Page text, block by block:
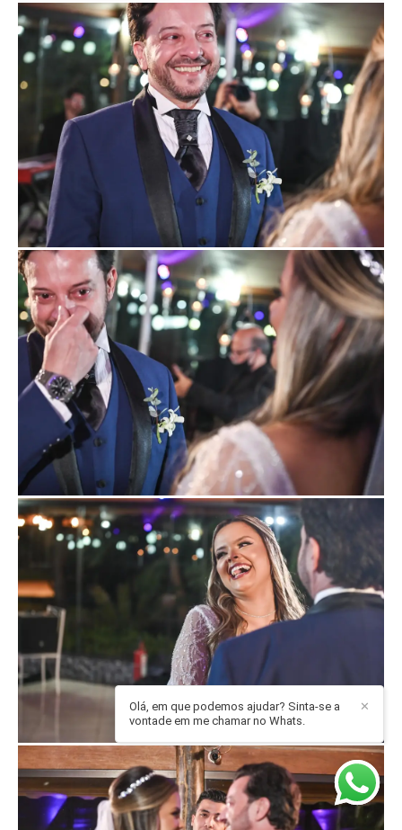
✕
Olá, em que podemos ajudar? Sinta-se a
vontade em me chamar no Whats.